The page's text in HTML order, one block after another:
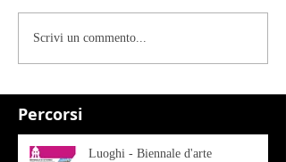
Percorsi
Scrivi un commento...
Luoghi - Biennale d'arte